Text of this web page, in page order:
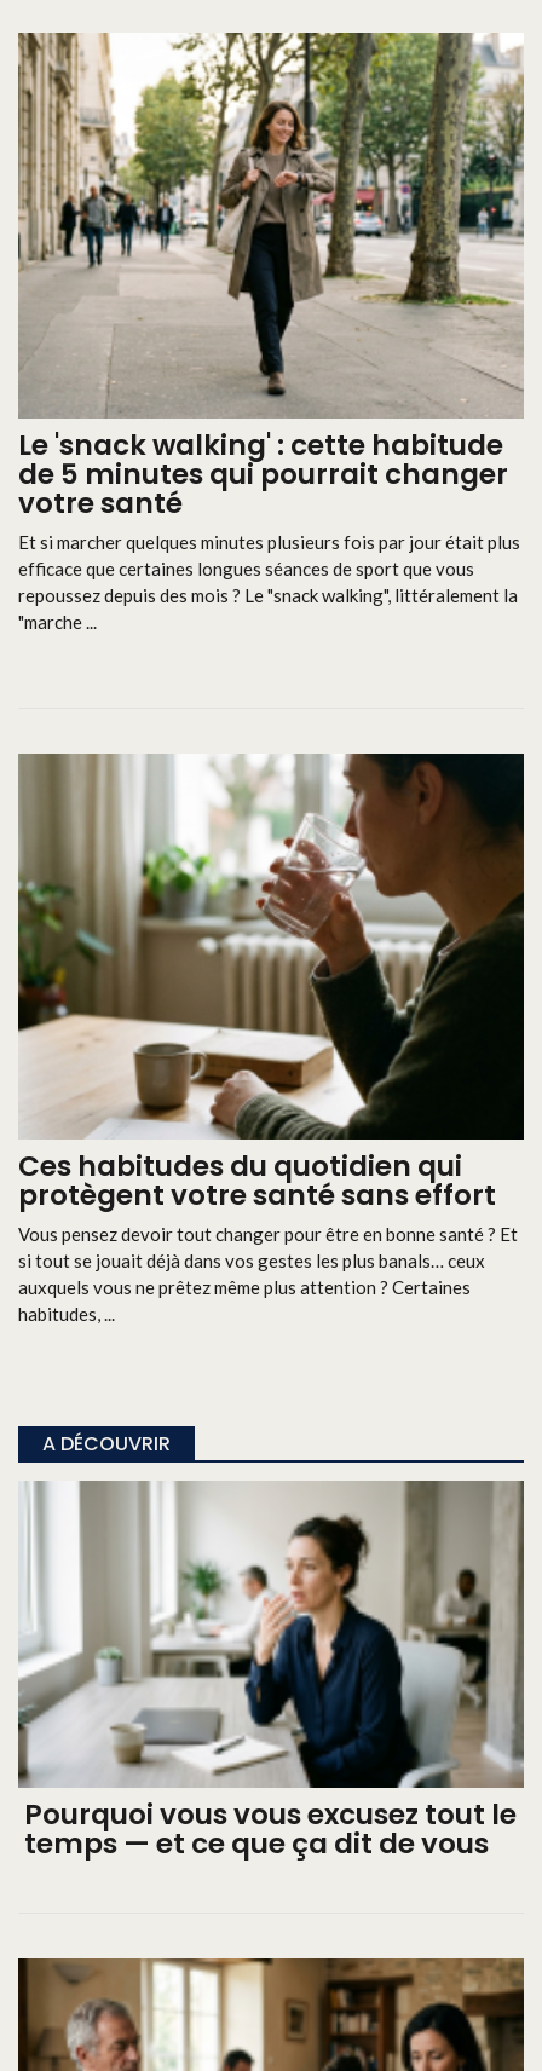
Le 'snack walking' : cette habitude
de 5 minutes qui pourrait changer
votre santé
Et si marcher quelques minutes plusieurs fois par jour était plus
efficace que certaines longues séances de sport que vous
repoussez depuis des mois ? Le "snack walking", littéralement la
"marche ...
Ces habitudes du quotidien qui
protègent votre santé sans effort
Vous pensez devoir tout changer pour être en bonne santé ? Et
si tout se jouait déjà dans vos gestes les plus banals… ceux
auxquels vous ne prêtez même plus attention ? Certaines
habitudes, ...
A DÉCOUVRIR
Pourquoi vous vous excusez tout le
temps — et ce que ça dit de vous